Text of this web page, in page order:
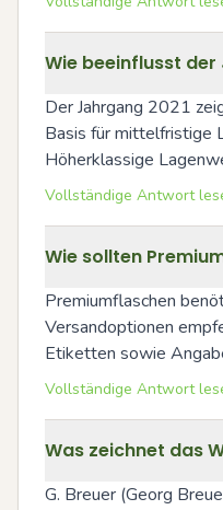
Wie beeinflusst
Der Jahrgang 2021
Basis für mittelfristige
Höherklassige
Vollständige Antwort
Wie sollten
Premiumflaschen
Versandoptionen
Etiketten sowie
Vollständige Antwort
Was zeichnet das
G. Breuer (Georg